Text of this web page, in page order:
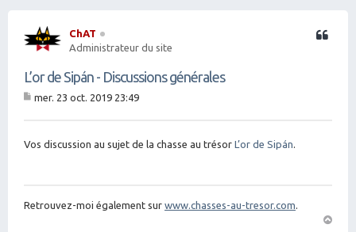
ChAT
Administrateur du site
L’or de Sipán - Discussions générales
Citation
g
mer. 23 oct. 2019 23:49
Vos discussion au sujet de la chasse au trésor L’or de Sipán.
Retrouvez-moi également sur www.chasses-au-tresor.com